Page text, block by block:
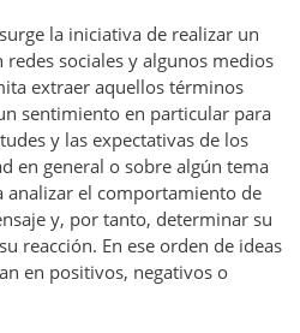
la iniciativa de realizar un
sociales y algunos medios
extraer aquellos términos
sentimiento en particular para
y las expectativas de los
en general o sobre algún tema
analizar el comportamiento de
y, por tanto, determinar su
reacción. En ese orden de ideas
en positivos, negativos o